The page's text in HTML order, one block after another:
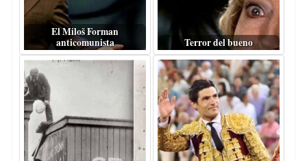
El Miloš Forman
anticomunista
Terror del bueno